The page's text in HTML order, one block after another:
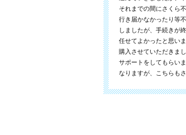
それまでの間にさくら
行き届かなかったり等
しましたが、手続きが
任せてよかったと思い
購入させていただきま
サポートをしてもらい
なりますが、こちらも